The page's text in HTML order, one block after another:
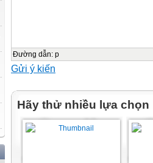
Đường dẫn: p
Gửi ý kiến
Hãy thử nhiều lựa chọn